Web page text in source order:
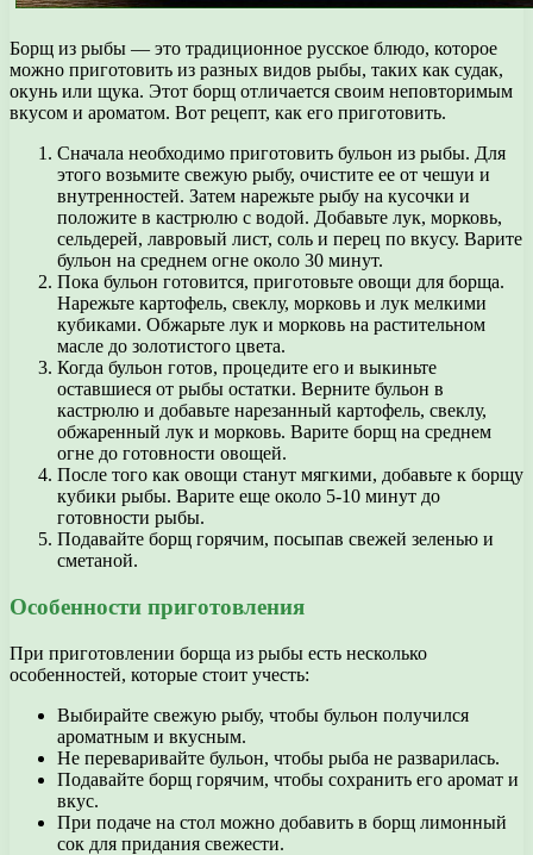
Борщ из рыбы — это традиционное русское блюдо, которое
можно приготовить из разных видов рыбы, таких как судак,
окунь или щука. Этот борщ отличается своим неповторимым
вкусом и ароматом. Вот рецепт, как его приготовить.
Сначала необходимо приготовить бульон из рыбы. Для
этого возьмите свежую рыбу, очистите ее от чешуи и
внутренностей. Затем нарежьте рыбу на кусочки и
положите в кастрюлю с водой. Добавьте лук, морковь,
сельдерей, лавровый лист, соль и перец по вкусу. Варите
бульон на среднем огне около 30 минут.
Пока бульон готовится, приготовьте овощи для борща.
Нарежьте картофель, свеклу, морковь и лук мелкими
кубиками. Обжарьте лук и морковь на растительном
масле до золотистого цвета.
Когда бульон готов, процедите его и выкиньте
оставшиеся от рыбы остатки. Верните бульон в
кастрюлю и добавьте нарезанный картофель, свеклу,
обжаренный лук и морковь. Варите борщ на среднем
огне до готовности овощей.
После того как овощи станут мягкими, добавьте к борщу
кубики рыбы. Варите еще около 5-10 минут до
готовности рыбы.
Подавайте борщ горячим, посыпав свежей зеленью и
сметаной.
Особенности приготовления
При приготовлении борща из рыбы есть несколько
особенностей, которые стоит учесть:
Выбирайте свежую рыбу, чтобы бульон получился
ароматным и вкусным.
Не переваривайте бульон, чтобы рыба не разварилась.
Подавайте борщ горячим, чтобы сохранить его аромат и
вкус.
При подаче на стол можно добавить в борщ лимонный
сок для придания свежести.